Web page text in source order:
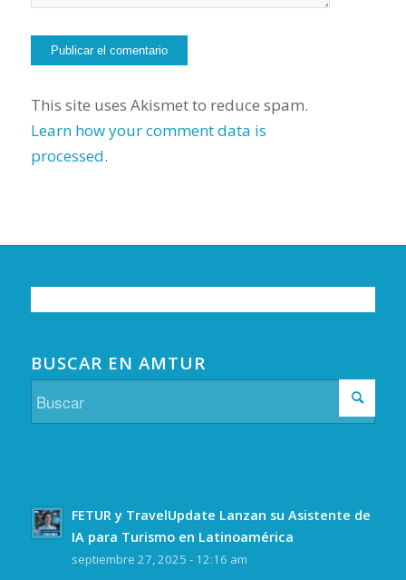
This site uses Akismet to reduce spam.
Learn how your comment data is
processed.
BUSCAR EN AMTUR
FETUR y TravelUpdate Lanzan su Asistente de
IA para Turismo en Latinoamérica
septiembre 27, 2025 - 12:16 am